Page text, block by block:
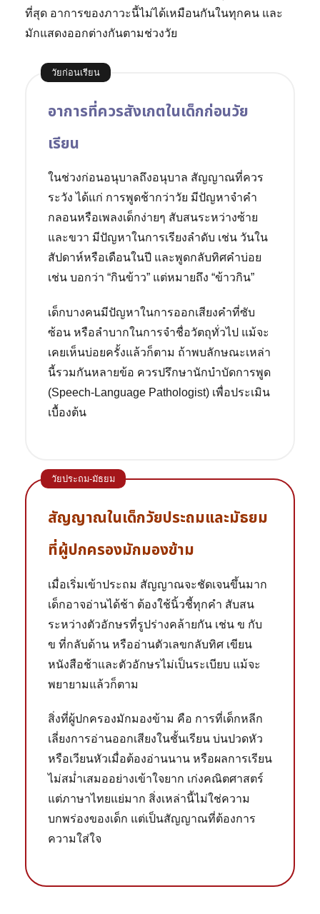
ที่สุด อาการของภาวะนี้ไม่ได้เหมือนกันในทุกคน และ
มักแสดงออกต่างกันตามช่วงวัย
วัยก่อนเรียน
อาการที่ควรสังเกตในเด็กก่อนวัย
เรียน
ในช่วงก่อนอนุบาลถึงอนุบาล สัญญาณที่ควร
ระวัง ได้แก่ การพูดช้ากว่าวัย มีปัญหาจำคำ
กลอนหรือเพลงเด็กง่ายๆ สับสนระหว่างซ้าย
และขวา มีปัญหาในการเรียงลำดับ เช่น วันใน
สัปดาห์หรือเดือนในปี และพูดกลับทิศคำบ่อย
เช่น บอกว่า “กินข้าว” แต่หมายถึง “ข้าวกิน”
เด็กบางคนมีปัญหาในการออกเสียงคำที่ซับ
ซ้อน หรือลำบากในการจำชื่อวัตถุทั่วไป แม้จะ
เคยเห็นบ่อยครั้งแล้วก็ตาม ถ้าพบลักษณะเหล่า
นี้รวมกันหลายข้อ ควรปรึกษานักบำบัดการพูด
(Speech-Language Pathologist) เพื่อประเมิน
เบื้องต้น
วัยประถม-มัธยม
สัญญาณในเด็กวัยประถมและมัธยม
ที่ผู้ปกครองมักมองข้าม
เมื่อเริ่มเข้าประถม สัญญาณจะชัดเจนขึ้นมาก
เด็กอาจอ่านได้ช้า ต้องใช้นิ้วชี้ทุกคำ สับสน
ระหว่างตัวอักษรที่รูปร่างคล้ายกัน เช่น ข กับ
ข ที่กลับด้าน หรืออ่านตัวเลขกลับทิศ เขียน
หนังสือช้าและตัวอักษรไม่เป็นระเบียบ แม้จะ
พยายามแล้วก็ตาม
สิ่งที่ผู้ปกครองมักมองข้าม คือ การที่เด็กหลีก
เลี่ยงการอ่านออกเสียงในชั้นเรียน บ่นปวดหัว
หรือเวียนหัวเมื่อต้องอ่านนาน หรือผลการเรียน
ไม่สม่ำเสมออย่างเข้าใจยาก เก่งคณิตศาสตร์
แต่ภาษาไทยแย่มาก สิ่งเหล่านี้ไม่ใช่ความ
บกพร่องของเด็ก แต่เป็นสัญญาณที่ต้องการ
ความใส่ใจ